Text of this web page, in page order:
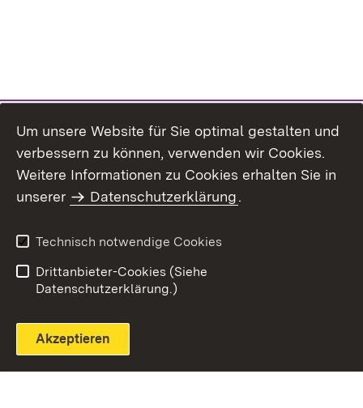
Themenübersicht
Um unsere Website für Sie optimal gestalten und
verbessern zu können, verwenden wir Cookies.
Weitere Informationen zu Cookies erhalten Sie in
unserer
Datenschutzerklärung.
Technisch notwendige Cookies
Drittanbieter-Cookies (Siehe
Datenschutzerklärung.)
Akzeptieren